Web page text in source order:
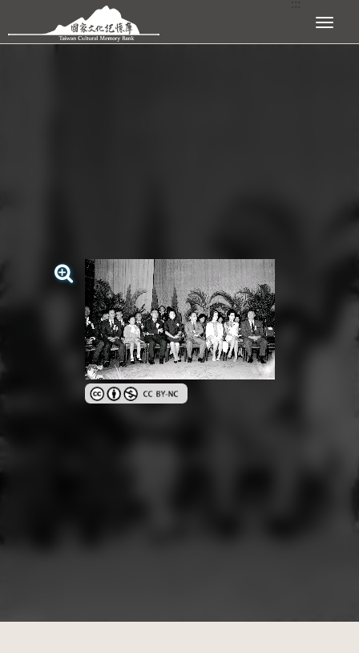
跳到主要內容區塊 展開選單
創用CC姓名標示-非商業性 3.0 台灣及其後版本